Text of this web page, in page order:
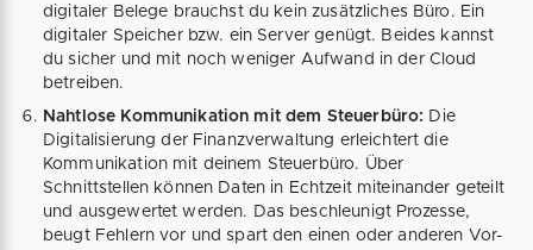
digitaler Belege brauchst du kein zusätzliches Büro. Ein
digitaler Speicher bzw. ein Server genügt. Beides kannst
du sicher und mit noch weniger Aufwand in der Cloud
betreiben.
Nahtlose Kommunikation mit dem Steuerbüro: Die
Digitalisierung der Finanzverwaltung erleichtert die
Kommunikation mit deinem Steuerbüro. Über
Schnittstellen können Daten in Echtzeit miteinander geteilt
und ausgewertet werden. Das beschleunigt Prozesse,
beugt Fehlern vor und spart den einen oder anderen Vor-